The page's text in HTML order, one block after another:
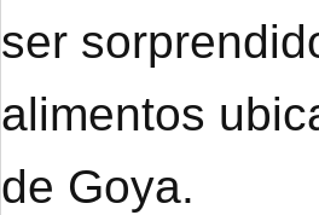
ser
alimentos
de Goya.